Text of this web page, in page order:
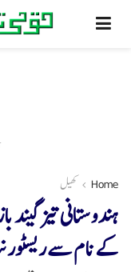
Home کھیل
ہندوستانی تیز گیند
کے نام سے